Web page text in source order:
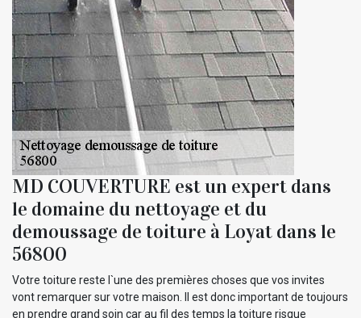
MD COUVERTURE est un expert dans
le domaine du nettoyage et du
demoussage de toiture à Loyat dans le
56800
Votre toiture reste l`une des premières choses que vos invites
vont remarquer sur votre maison. Il est donc important de toujours
en prendre grand soin car au fil des temps la toiture risque